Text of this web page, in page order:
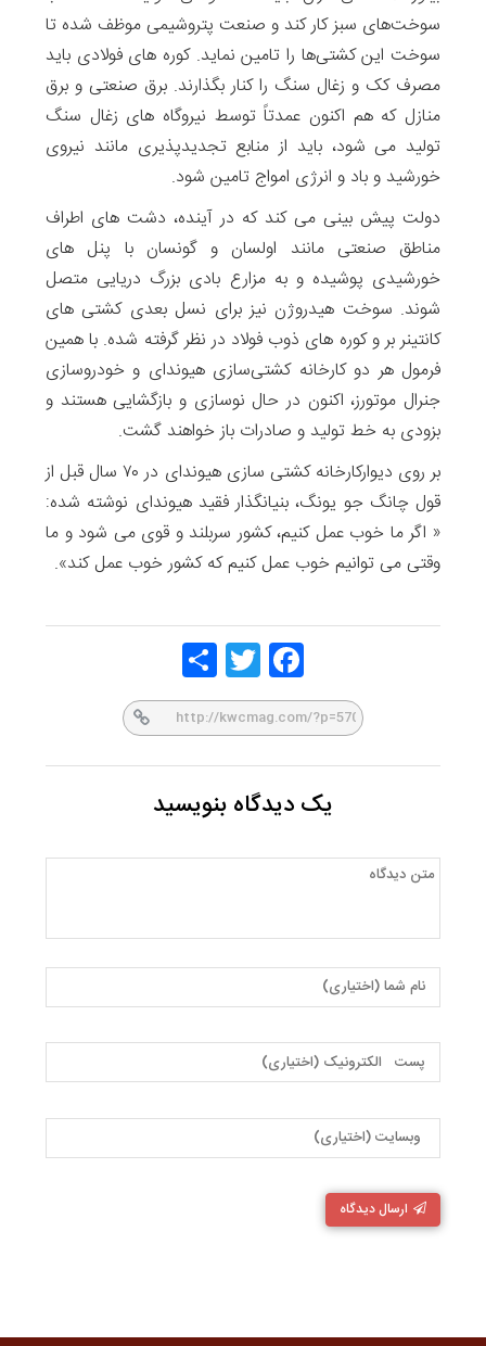
سوخت‌های سبز کار کند و صنعت پتروشیمی موظف شده تا
سوخت این کشتی‌ها را تامین نماید. کوره های فولادی باید
مصرف کک و زغال سنگ را کنار بگذارند. برق صنعتی و برق
منازل که هم اکنون عمدتاً توسط نیروگاه های زغال سنگ
تولید می شود، باید از منابع تجدیدپذیری مانند نیروی
خورشید و باد و انرژی امواج تامین شود.
دولت پیش بینی می کند که در آینده، دشت های اطراف
مناطق صنعتی مانند اولسان و گونسان با پنل های
خورشیدی پوشیده و به مزارع بادی بزرگ دریایی متصل
شوند. سوخت هیدروژن نیز برای نسل بعدی کشتی های
کانتینر بر و کوره های ذوب فولاد در نظر گرفته شده. با همین
فرمول هر دو کارخانه کشتی‌سازی هیوندای و خودروسازی
جنرال موتورز، اکنون در حال نوسازی و بازگشایی هستند و
بزودی به خط تولید و صادرات باز خواهند گشت.
بر روی دیوارکارخانه کشتی سازی هیوندای در ۷۰ سال قبل از
قول چانگ جو یونگ، بنیانگذار فقید هیوندای نوشته شده:
« اگر ما خوب عمل کنیم، کشور سربلند و قوی می شود و ما
وقتی می توانیم خوب عمل کنیم که کشور خوب عمل کند».
Face
Twitt
یک دیدگاه بنویسید
ارسال دیدگاه